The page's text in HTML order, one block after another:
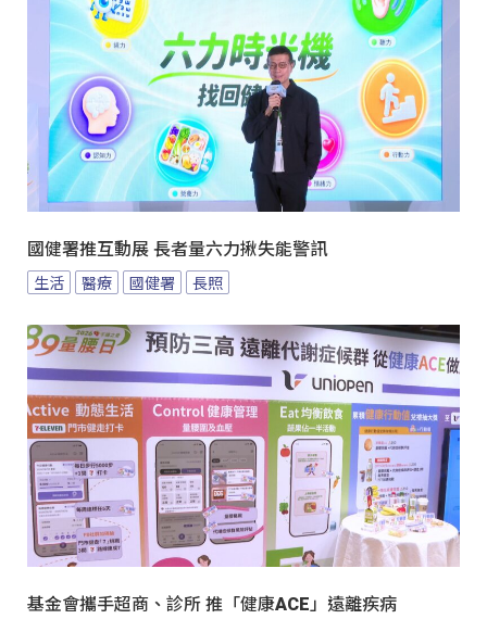
國健署推互動展 長者量六力揪失能警訊
生活 醫療 國健署 長照
基金會攜手超商、診所 推「健康ACE」遠離疾病